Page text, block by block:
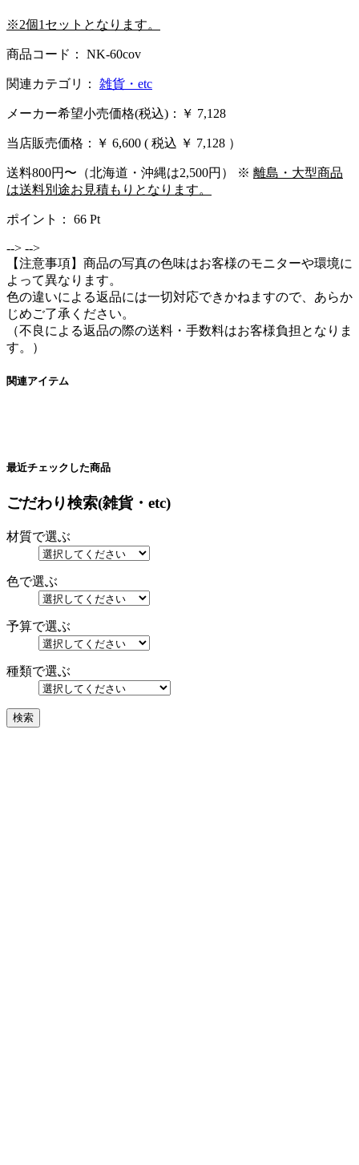
※2個1セットとなります。
商品コード： NK-60cov
関連カテゴリ： 雑貨・etc
メーカー希望小売価格(税込)：￥ 7,128
当店販売価格： ￥ 6,600 ( 税込 ￥ 7,128 ）
送料800円〜（北海道・沖縄は2,500円） ※ 離島・大型商品
は送料別途お見積もりとなります。
ポイント： 66 Pt
--> -->
【注意事項】商品の写真の色味はお客様のモニターや環境に
よって異なります。
色の違いによる返品には一切対応できかねますので、あらか
じめご了承ください。
（不良による返品の際の送料・手数料はお客様負担となりま
す。）
関連アイテム
最近チェックした商品
ごだわり検索(雑貨・etc)
材質で選ぶ
色で選ぶ
予算で選ぶ
種類で選ぶ